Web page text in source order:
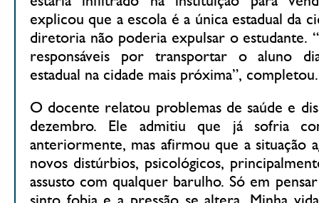
explicou que a escola é a única estadual da
diretoria não poderia expulsar o estudante.
responsáveis por transportar o aluno
estadual na cidade mais próxima”, completou.
O docente relatou problemas de saúde e
dezembro. Ele admitiu que já sofria
anteriormente, mas afirmou que a situação
novos distúrbios, psicológicos,
assusto com qualquer barulho. Só em